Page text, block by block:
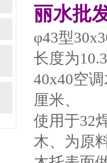
丽水批
φ43型
长度为
40x40空
厘米、
使用于32
木、为原